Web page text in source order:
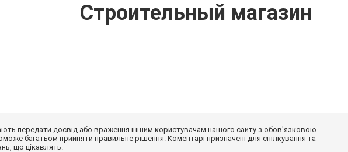
Строительный магазин
передати досвід або враження іншим користувачам нашого сайту з обов'язковою
багатьом прийняти правильне рішення. Коментарі призначені для спілкування та
що цікавлять.